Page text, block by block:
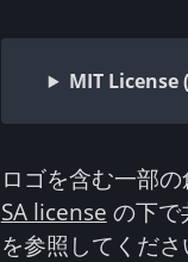
MIT License
ロゴを含む一部
SA license の下で
を参照してくださ